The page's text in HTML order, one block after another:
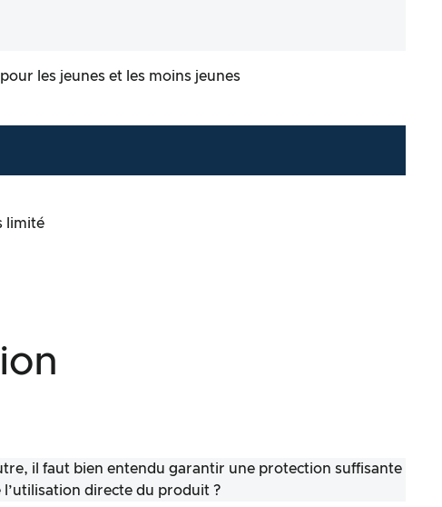
les jeunes et les moins jeunes
limité
il faut bien entendu garantir une protection suffisante
directe du produit ?